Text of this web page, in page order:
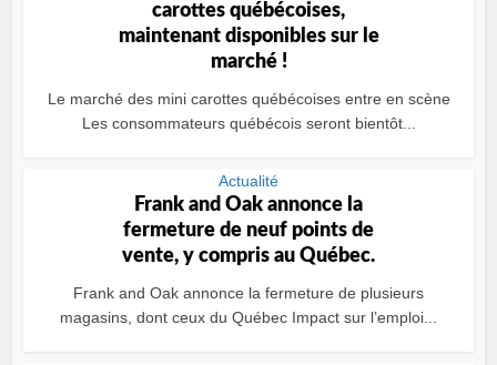
carottes québécoises,
maintenant disponibles sur le
marché !
Le marché des mini carottes québécoises entre en scène
Les consommateurs québécois seront bientôt...
Actualité
Frank and Oak annonce la
fermeture de neuf points de
vente, y compris au Québec.
Frank and Oak annonce la fermeture de plusieurs
magasins, dont ceux du Québec Impact sur l’emploi...